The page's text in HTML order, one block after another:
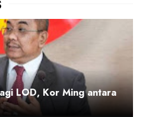
LOD, Kor Ming antara